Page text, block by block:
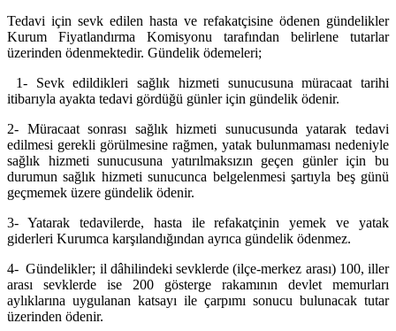
Tedavi için sevk edilen hasta ve refakatçisine ödenen gündelikler
Kurum Fiyatlandırma Komisyonu tarafından belirlene tutarlar
üzerinden ödenmektedir. Gündelik ödemeleri;
1- Sevk edildikleri sağlık hizmeti sunucusuna müracaat tarihi
itibarıyla ayakta tedavi gördüğü günler için gündelik ödenir.
2- Müracaat sonrası sağlık hizmeti sunucusunda yatarak tedavi
edilmesi gerekli görülmesine rağmen, yatak bulunmaması nedeniyle
sağlık hizmeti sunucusuna yatırılmaksızın geçen günler için bu
durumun sağlık hizmeti sunucunca belgelenmesi şartıyla beş günü
geçmemek üzere gündelik ödenir.
3- Yatarak tedavilerde, hasta ile refakatçinin yemek ve yatak
giderleri Kurumca karşılandığından ayrıca gündelik ödenmez.
4- Gündelikler; il dâhilindeki sevklerde (ilçe-merkez arası) 100, iller
arası sevklerde ise 200 gösterge rakamının devlet memurları
aylıklarına uygulanan katsayı ile çarpımı sonucu bulunacak tutar
üzerinden ödenir.